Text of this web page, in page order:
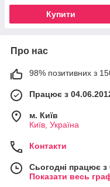
Купити
Про нас
98% позитивних з 150
Працює з
м. Київ
Київ, Україна
Контакти
Сьогодні працює з
Показати весь